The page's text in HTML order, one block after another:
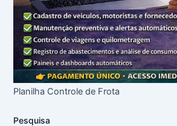
Planilha Controle de Frota
Pesquisa